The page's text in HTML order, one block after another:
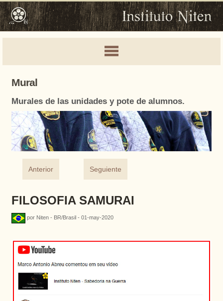
Mural
Murales de las unidades y pote de alumnos.
Anterior Seguiente
FILOSOFIA SAMURAI
por Niten - BR/Brasil - 01-may-2020